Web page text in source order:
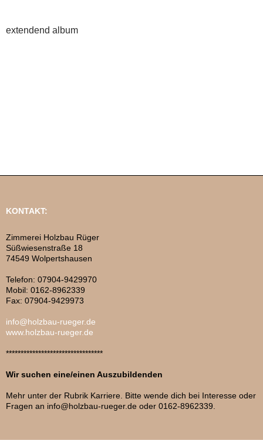
extendend album
KONTAKT:
Zimmerei Holzbau Rüger
Süßwiesenstraße 18
74549 Wolpertshausen
Telefon: 07904-9429970
Mobil: 0162-8962339
Fax: 07904-9429973
info@holzbau-rueger.de
www.holzbau-rueger.de
*********************************
Wir suchen eine/einen Auszubildenden
Mehr unter der Rubrik Karriere. Bitte wende dich bei Interesse oder
Fragen an info@holzbau-rueger.de oder 0162-8962339.